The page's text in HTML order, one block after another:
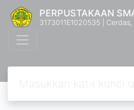
PERPUSTAKAAN
3173011E1020535 |